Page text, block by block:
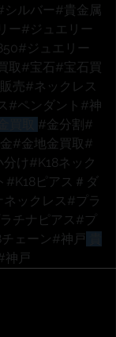
シルバー #貴金属
ー #ジュエリー
#ジュエリー
取 #宝石#宝石買
売#ネックレス
#ペンダント #神
#金分割 #
#金地金買取 #
分け #K18ネック
#K18ピアス ＃ダ
ネックレス #プラ
チナピアス #プ
ェーン #神戸
神戸